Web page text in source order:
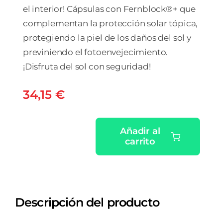
el interior! Cápsulas con Fernblock®+ que
complementan la protección solar tópica,
protegiendo la piel de los daños del sol y
previniendo el fotoenvejecimiento.
¡Disfruta del sol con seguridad!
34,15 €
cantidad
Añadir al
carrito
Descripción del producto